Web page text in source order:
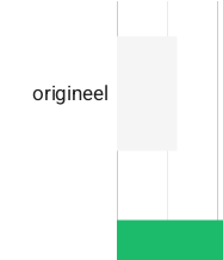
origineel